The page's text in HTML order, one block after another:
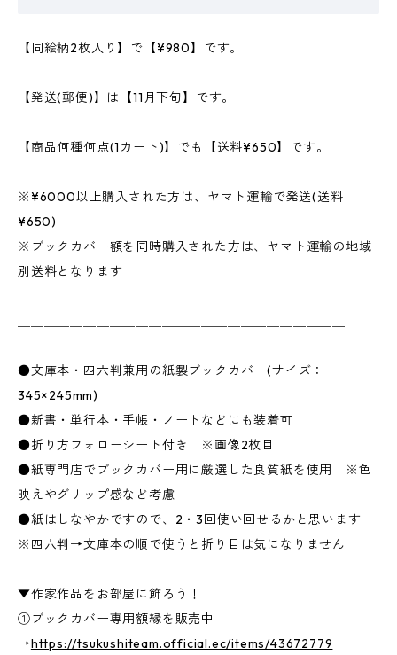
【同絵柄2枚入り】で【¥980】です。
【発送(郵便)】は【11月下旬】です。
【商品何種何点(1カート)】でも【送料¥650】です。
※¥6000以上購入された方は、ヤマト運輸で発送(送料
¥650)
※ブックカバー額を同時購入された方は、ヤマト運輸の地域
別送料となります
●文庫本・四六判兼用の紙製ブックカバー(サイズ：
345×245mm)
●新書・単行本・手帳・ノートなどにも装着可
●折り方フォローシート付き ※画像2枚目
●紙専門店でブックカバー用に厳選した良質紙を使用 ※色
映えやグリップ感など考慮
●紙はしなやかですので、2・3回使い回せるかと思います
※四六判→文庫本の順で使うと折り目は気になりません
▼作家作品をお部屋に飾ろう！
①ブックカバー専用額縁を販売中
→https://tsukushiteam.official.ec/items/43672779